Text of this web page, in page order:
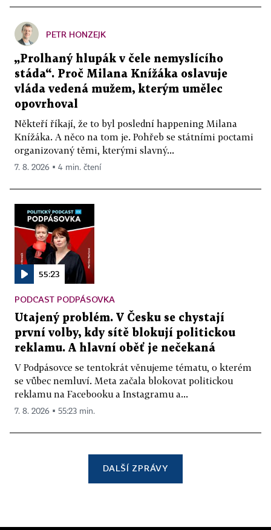
PETR HONZEJK
„Prolhaný hlupák v čele nemyslícího
stáda“. Proč Milana Knížáka oslavuje
vláda vedená mužem, kterým umělec
opovrhoval
Někteří říkají, že to byl poslední happening Milana
Knížáka. A něco na tom je. Pohřeb se státními poctami
organizovaný těmi, kterými slavný...
7. 8. 2026 ▪ 4 min. čtení
55:23
PODCAST PODPÁSOVKA
Utajený problém. V Česku se chystají
první volby, kdy sítě blokují politickou
reklamu. A hlavní oběť je nečekaná
V Podpásovce se tentokrát věnujeme tématu, o kterém
se vůbec nemluví. Meta začala blokovat politickou
reklamu na Facebooku a Instagramu a...
7. 8. 2026 ▪ 55:23 min.
DALŠÍ ZPRÁVY